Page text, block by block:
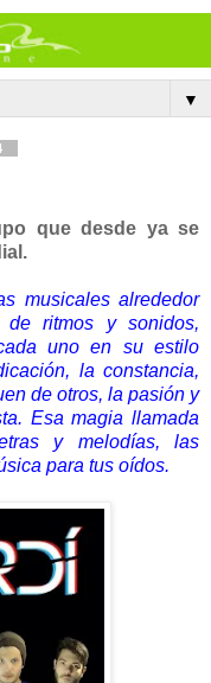
▼
que desde ya se
musicales alrededor
de ritmos y sonidos,
uno en su estilo
la constancia,
de otros, la pasión y
Esa magia llamada
y melodías, las
para tus oídos.